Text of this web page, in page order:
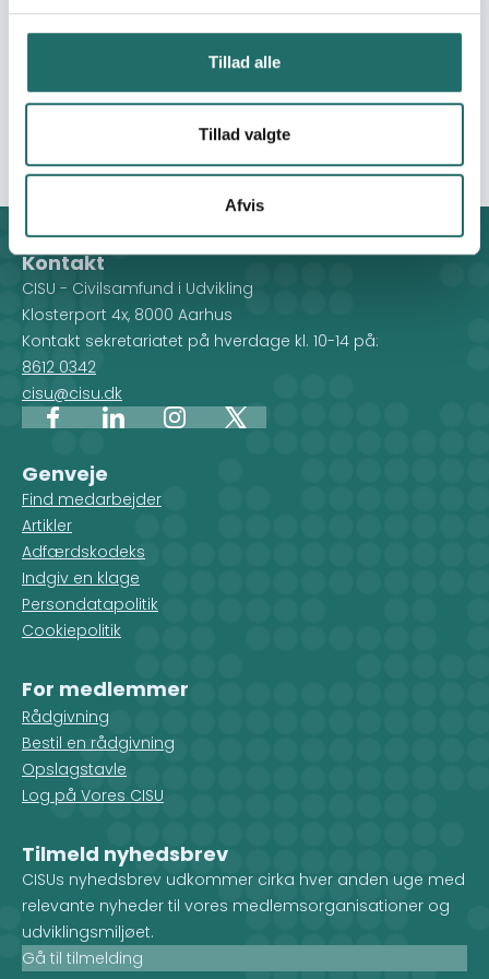
Tillad alle
Tillad valgte
Afvis
ind i de voksnes rækker. Projektet tager fat på børne- og
ungdomsliv i Afghanistan og berører højaktuelle temaer
med de unge hovedkarakterer til et alderssvarende
Kontakt
CISU - Civilsamfund i Udvikling
Klosterport 4x, 8000 Aarhus
Kontakt sekretariatet på hverdage kl. 10-14 på:
8612 0342
cisu@cisu.dk
FacebookLinkedInInstagram
X
Genveje
Find medarbejder
Artikler
Adfærdskodeks
Indgiv en klage
Persondatapolitik
Cookiepolitik
For medlemmer
Rådgivning
Bestil en rådgivning
Opslagstavle
Log på Vores CISU
Tilmeld nyhedsbrev
CISUs nyhedsbrev udkommer cirka hver anden uge med
relevante nyheder til vores medlemsorganisationer og
udviklingsmiljøet.
Gå til tilmelding